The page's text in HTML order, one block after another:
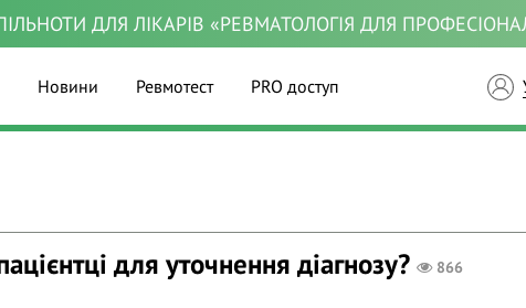
ДЛЯ ЛІКАРІВ «РЕВМАТОЛОГІЯ ДЛЯ
Новини Ревмотест PRO доступ
для уточнення діагнозу? 866